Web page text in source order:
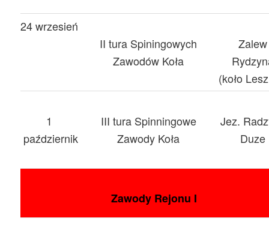
24 wrzesień
II tura Spiningowych
Zawodów Koła
Zalew
(koło
1
październik
III tura Spinningowe
Zawody Koła
Jez.
Duze
Zawody Rejonu I